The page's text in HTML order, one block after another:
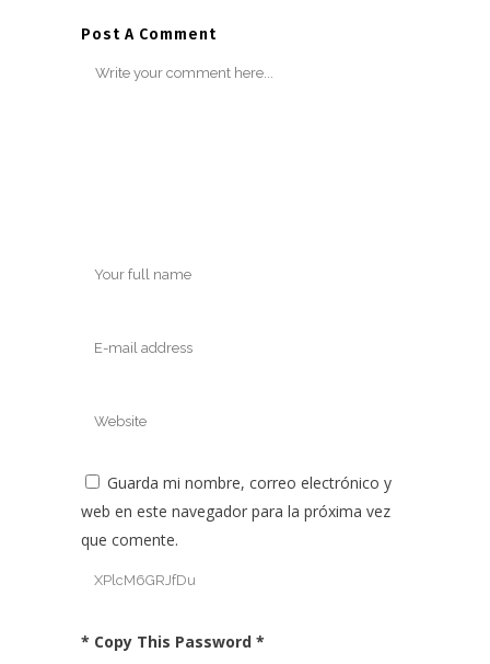
Post A Comment
Guarda mi nombre, correo electrónico y
web en este navegador para la próxima vez
que comente.
* Copy This Password *